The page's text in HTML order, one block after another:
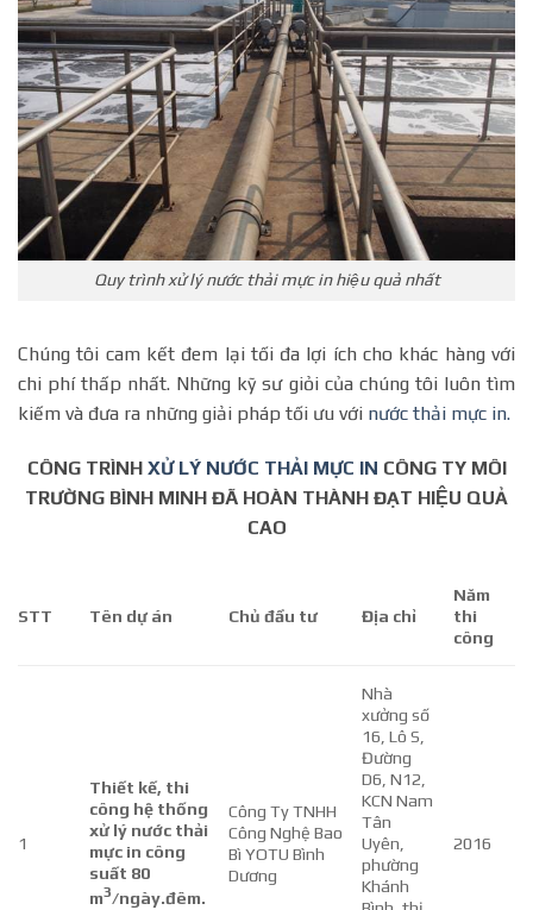
Quy trình xử lý nước thải mực in hiệu quả nhất
Chúng tôi cam kết đem lại tối đa lợi ích cho khác hàng với
chi phí thấp nhất. Những kỹ sư giỏi của chúng tôi luôn tìm
kiếm và đưa ra những giải pháp tối ưu với nước thải mực in.
CÔNG TRÌNH XỬ LÝ NƯỚC THẢI MỰC IN CÔNG TY MÔI
TRƯỜNG BÌNH MINH ĐÃ HOÀN THÀNH ĐẠT HIỆU QUẢ
CAO
STT Tên dự án Chủ đầu tư Địa chỉ
Năm
thi
công
1
Thiết kế, thi
công hệ thống
xử lý nước thải
mực in công
suất 80
m3/ngày.đêm.
Công Ty TNHH
Công Nghệ Bao
Bì YOTU Bình
Dương
Nhà
xưởng số
16, Lô S,
Đường
D6, N12,
KCN Nam
Tân
Uyên,
phường
Khánh
2016